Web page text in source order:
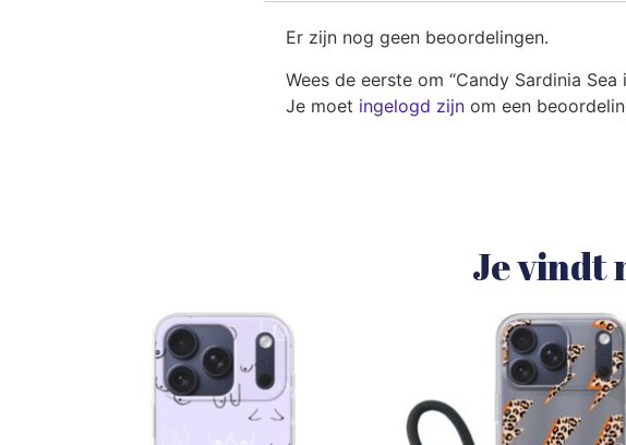
Er zijn nog geen beoordelingen.
Wees de eerste om “Candy Sardinia
Je moet ingelogd zijn om een
Je vindt